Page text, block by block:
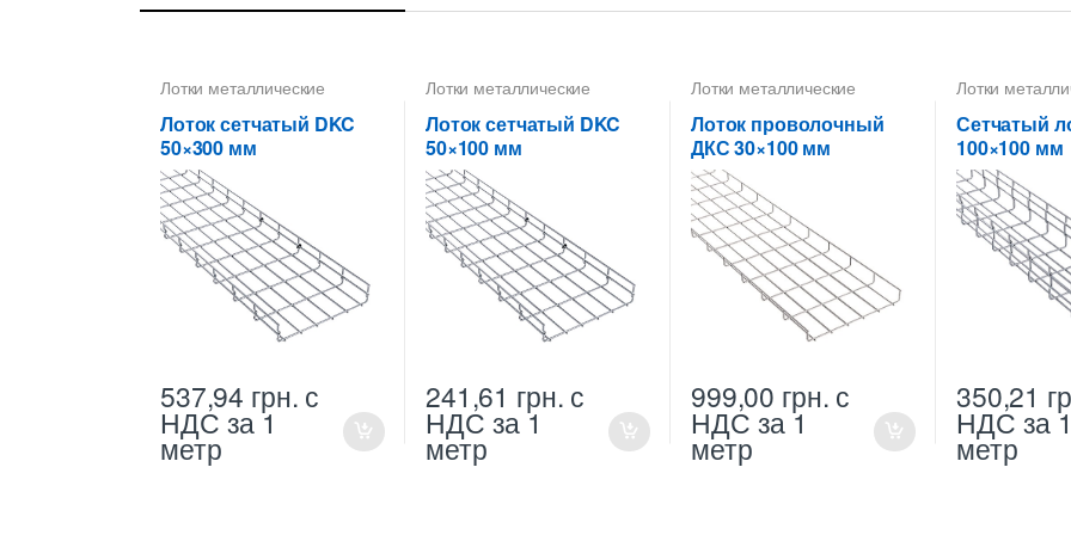
Лотки металлические
проволочные ДКС,
Проволочные лотки высотой
50 мм,Проволочные лотки
для кабеля
Лоток сетчатый DKC
50×300 мм
537,94 грн. с
НДС за 1
метр
Лотки металлические
проволочные ДКС,
Проволочные лотки высотой
50 мм,Проволочные лотки
для кабеля
Лоток сетчатый DKC
50×100 мм
241,61 грн. с
НДС за 1
метр
Лотки металлические
проволочные ДКС,
Проволочные лотки высотой
30 мм,Проволочные лотки
для кабеля
Лоток проволочный
ДКС 30×100 мм
999,00 грн. с
НДС за 1
метр
Лотки
проволочные
Проволочные
100 мм,
для кабеля
Сетчатый
100×100 мм
350,21
НДС за 1
метр